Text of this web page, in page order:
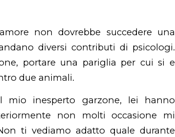
non dovrebbe succedere una
diversi contributi di psicologi.
portare una pariglia per cui si e
due animali.
inesperto garzone, lei hanno
non molti occasione mi
ti vediamo adatto quale durante